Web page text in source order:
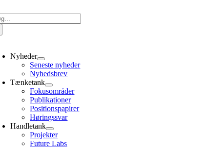
Nyheder
Seneste nyheder
Nyhedsbrev
Tænketank
Fokusområder
Publikationer
Positionspapirer
Høringssvar
Handletank
Projekter
Future Labs